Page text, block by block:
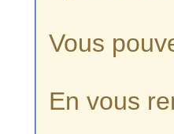
Vous
En vous